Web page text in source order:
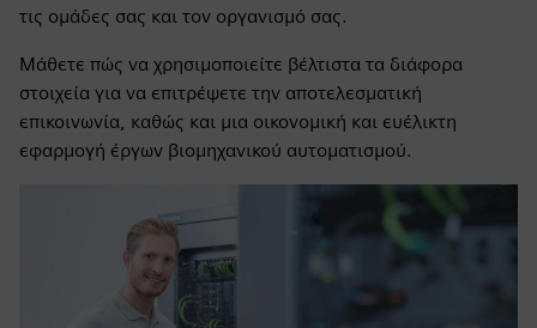
τις ομάδες σας και τον οργανισμό σας.
Μάθετε πώς να χρησιμοποιείτε βέλτιστα τα διάφορα
στοιχεία για να επιτρέψετε την αποτελεσματική
επικοινωνία, καθώς και μια οικονομική και ευέλικτη
εφαρμογή έργων βιομηχανικού αυτοματισμού.